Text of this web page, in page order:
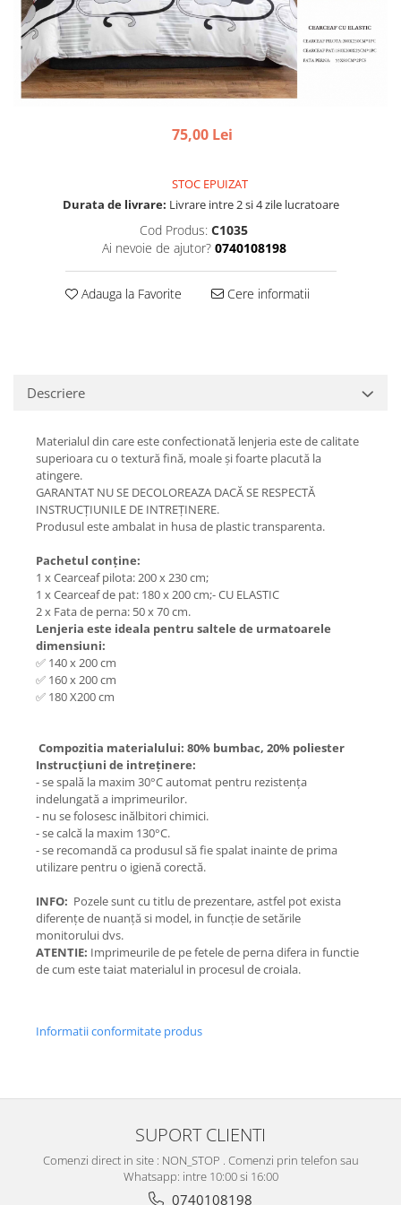
75,00 Lei
STOC EPUIZAT
Durata de livrare: Livrare intre 2 si 4 zile lucratoare
Cod Produs: C1035
Ai nevoie de ajutor? 0740108198
Adauga la Favorite Cere informatii
Descriere
Materialul din care este confectionată lenjeria este de calitate
superioara cu o textură fină, moale și foarte placută la
atingere.
GARANTAT NU SE DECOLOREAZA DACĂ SE RESPECTĂ
INSTRUCȚIUNILE DE INTREȚINERE.
Produsul este ambalat in husa de plastic transparenta.
Pachetul conține:
1 x Cearceaf pilota: 200 x 230 cm;
1 x Cearceaf de pat: 180 x 200 cm;- CU ELASTIC
2 x Fata de perna: 50 x 70 cm.
Lenjeria este ideala pentru saltele de urmatoarele
dimensiuni:
✅ 140 x 200 cm
✅ 160 x 200 cm
✅ 180 X200 cm
Compozitia materialului: 80% bumbac, 20% poliester
Instrucțiuni de intreținere:
- se spală la maxim 30°C automat pentru rezistența
indelungată a imprimeurilor.
- nu se folosesc inălbitori chimici.
- se calcă la maxim 130°C.
- se recomandă ca produsul să fie spalat inainte de prima
utilizare pentru o igienă corectă.
INFO: Pozele sunt cu titlu de prezentare, astfel pot exista
diferențe de nuanță si model, in funcție de setările
monitorului dvs.
ATENTIE: Imprimeurile de pe fetele de perna difera in functie
de cum este taiat materialul in procesul de croiala.
Informatii conformitate produs
SUPORT CLIENTI
Comenzi direct in site : NON_STOP . Comenzi prin telefon sau
Whatsapp: intre 10:00 si 16:00
0740108198